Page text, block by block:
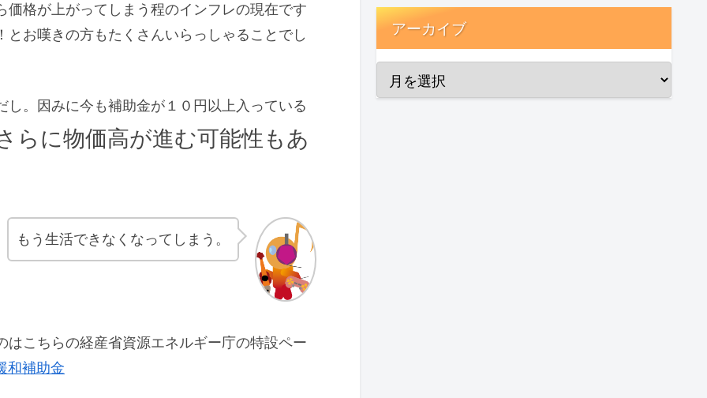
格が上がってしまう程のインフレの現在です
お嘆きの方もたくさんいらっしゃることでし
。因みに今も補助金が１０円以上入っている
らに物価高が進む可能性もあ
もう生活できなくなってしまう。
こちらの経産省資源エネルギー庁の特設ペー
和補助金
アーカイブ